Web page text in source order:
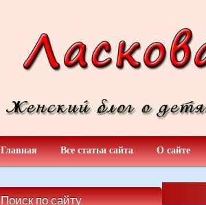
Главная Все статьи сайта О сайте
Поиск по сайту